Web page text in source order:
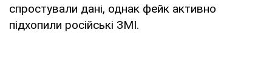
спростували дані, однак фейк активно
підхопили російські ЗМІ.